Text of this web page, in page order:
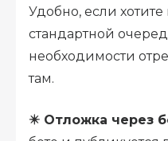
Удобно, если хотите
стандартной
необходимости
там.
✴️ Отложка через